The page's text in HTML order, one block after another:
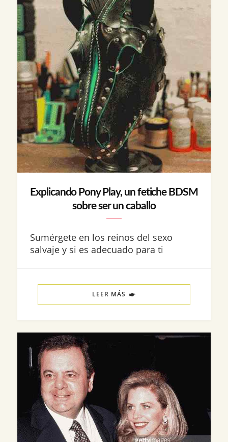
Explicando Pony Play, un fetiche BDSM
sobre ser un caballo
Sumérgete en los reinos del sexo
salvaje y si es adecuado para ti
LEER MÁS